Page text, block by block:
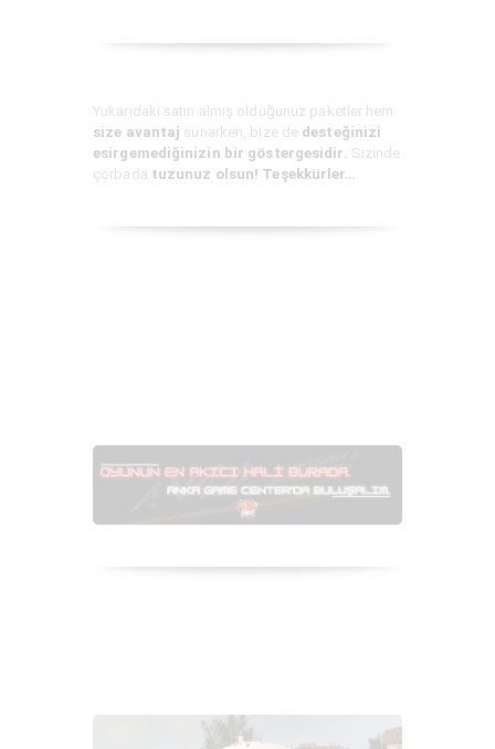
Yukarıdaki satın almış olduğunuz paketler hem
size avantaj sunarken, bize de desteğinizi
esirgemediğinizin bir göstergesidir. Sizinde
çorbada tuzunuz olsun! Teşekkürler…